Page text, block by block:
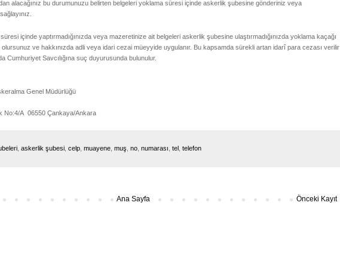
alacağınız bu durumunuzu belirten belgeleri yoklama süresi içinde askerlik şubesine gönderiniz veya
süresi içinde yaptırmadığınızda veya mazeretinize ait belgeleri askerlik şubesine ulaştırmadığınızda yoklama kaçağı
ve hakkınızda adli veya idari cezai müeyyide uygulanır. Bu kapsamda sürekli artan idarî para cezası verilir
Cumhuriyet Savcılığına suç duyurusunda bulunulur.
Genel Müdürlüğü
No:4/A 06550 Çankaya/Ankara
askerlik şubesi celp muayene muş no numarası tel telefon
Önceki Kayıt
Ana Sayfa